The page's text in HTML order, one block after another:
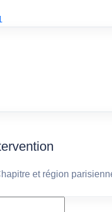
et région